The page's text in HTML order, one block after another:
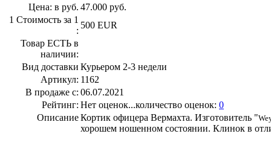
Цена: в руб. 47.000 руб.
1 Стоимость за 1
:
500 EUR
Товар ЕСТЬ в
наличии:
Вид доставки Курьером 2-3 недели
Артикул: 1162
В продаже с: 06.07.2021
Рейтинг: Нет оценок...количество оценок: 0
ОписаниеКортик офицера Вермахта. Изготовитель "
хорошем ношенном состоянии. Клинок в